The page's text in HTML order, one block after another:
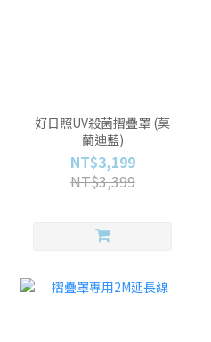
好日照UV殺菌摺疊罩 (莫
蘭迪藍)
NT$3,199
NT$3,399